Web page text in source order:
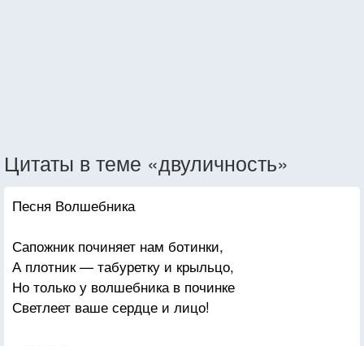
Цитаты в теме «двуличность»
Песня Волшебника
Сапожник починяет нам ботинки,
А плотник — табуретку и крыльцо,
Но только у волшебника в починке
Светлеет ваше сердце и лицо!